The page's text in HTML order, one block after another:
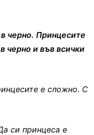
черно. Принцесите
черно и във всички
е сложно. С
си принцеса е